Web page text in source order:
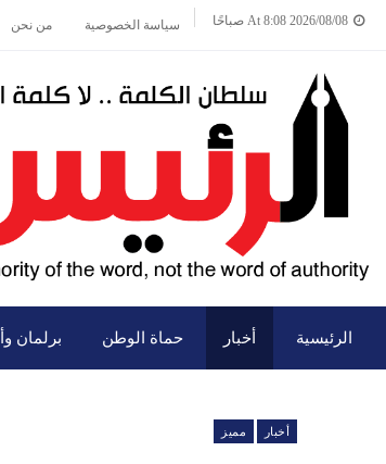
2026/08/08 At 8:08 صباحًا سياسة الخصوصية من نحن
الرئيسية أخبار حماة الوطن برلمان
أخبار مميز